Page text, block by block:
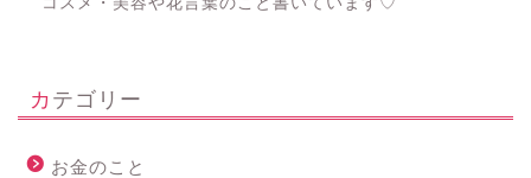
カテゴリー
お金のこと